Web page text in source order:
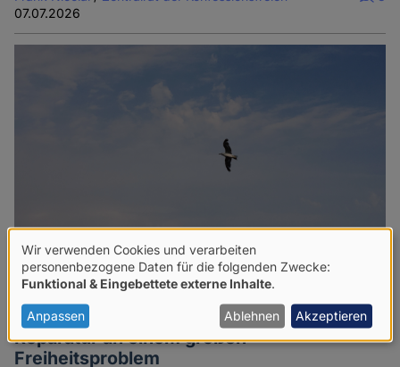
07.07.2026
Sterbeverfügungsgesetz: Eine kleine
Reparatur an einem großen
Freiheitsproblem
Verwendung
von
personenbezogenen
Daten
Wir verwenden Cookies und verarbeiten
personenbezogene Daten für die folgenden Zwecke:
Funktional & Eingebettete externe Inhalte
Anpassen Ablehnen Akzeptieren